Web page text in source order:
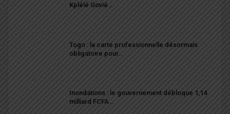
Kplélé Govié…
Togo : la carte professionnelle désormais
obligatoire pour…
Inondations : le gouvernement débloque 1,14
milliard FCFA…